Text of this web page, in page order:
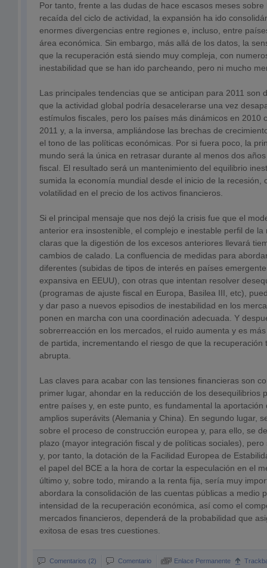
Por tanto, frente a las dudas de hace escasos meses
recaída del ciclo de actividad, la expansión ha ido
enormes divergencias entre regiones e, incluso, entre
área económica. Sin embargo, más allá de los datos, la
que la recuperación está siendo muy compleja, con
inestabilidad que se han ido parcheando, pero ni mucho
Las principales tendencias que se anticipan para 2011 son
que la actividad global podría desacelerarse una vez
estímulos fiscales, pero los países más dinámicos en 2010
2011 y, a la inversa, ampliándose las brechas de
el tono de las políticas económicas. Por si fuera poco, la
mundo será la única en retrasar durante al menos dos
fiscal. El resultado será un mantenimiento del equilibrio
sumida la economía mundial desde el inicio de la recesión,
volatilidad en el precio de los activos financieros.
Si el principal mensaje que nos dejó la crisis fue que el
anterior era insostenible, el complejo e inestable perfil de
claras que la digestión de los excesos anteriores llevará
cambios de calado. La confluencia de medidas para
diferentes (subidas de tipos de interés en países
expansiva en EEUU), con otras que intentan resolver
(programas de ajuste fiscal en Europa, Basilea III, etc),
y dar paso a nuevos episodios de inestabilidad en los
ponen en marcha con una coordinación adecuada. Y
sobrerreacción en los mercados, el ruido aumenta y es
de partida, incrementando el riesgo de que la recuperación
abrupta.
Las claves para acabar con las tensiones financieras son
primer lugar, ahondar en la reducción de los desequilibrios
entre países y, en este punto, es fundamental la
amplios superávits (Alemania y China). En segundo lugar,
sobre el proceso de construcción europea y, para ello, se
plazo (mayor integración fiscal y de políticas sociales),
y, por tanto, la dotación de la Facilidad Europea de
el papel del BCE a la hora de cortar la especulación en el
último y, sobre todo, mirando a la renta fija, sería muy
abordara la consolidación de las cuentas públicas a medio
intensidad de la recuperación económica, así como el
mercados financieros, dependerá de la probabilidad que
exitosa de esas tres cuestiones.
Comentarios (2) Comentario Enlace Permanente